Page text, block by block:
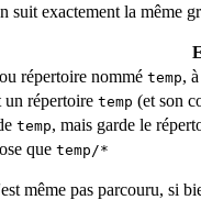
suit exactement la même
répertoire nommé temp,
un répertoire temp (et son
temp, mais garde le
que temp/*
même pas parcouru, si